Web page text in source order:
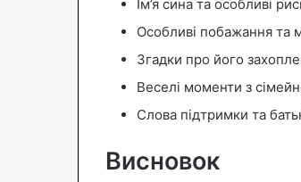
Ім’я сина та особливі
Особливі побажання та
Згадки про його
Веселі моменти з
Слова підтримки та
Висновок